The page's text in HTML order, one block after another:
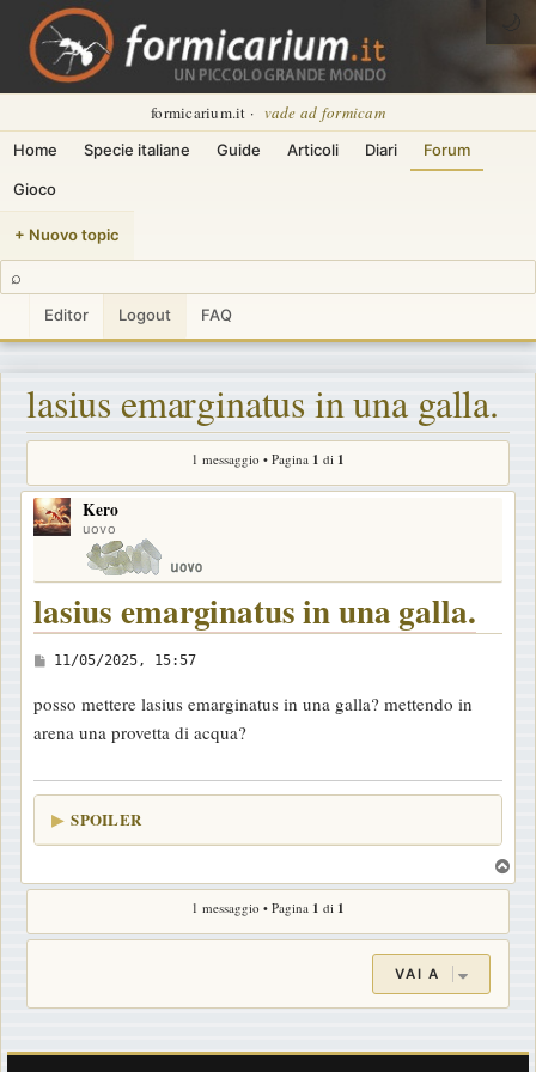
formicarium.it · vade ad formicam
Home Specie italiane Guide Articoli Diari Forum
Gioco
+ Nuovo topic
⌕
Editor Logout FAQ
🌙
lasius emarginatus in una galla.
1 messaggio • Pagina 1 di 1
Kero
uovo
lasius emarginatus in una galla.
M
s
s
g
g
o
11/05/2025, 15:57
posso mettere lasius emarginatus in una galla? mettendo in
arena una provetta di acqua?
SPOILER
o
1 messaggio • Pagina 1 di 1
VAI A